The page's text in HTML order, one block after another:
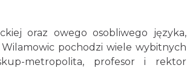
oraz owego osobliwego języka,
pochodzi wiele wybitnych
metropolita, profesor i rektor